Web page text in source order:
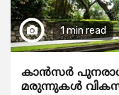
1 min read
കാന്‍സര്‍
മരുന്നുകള്‍